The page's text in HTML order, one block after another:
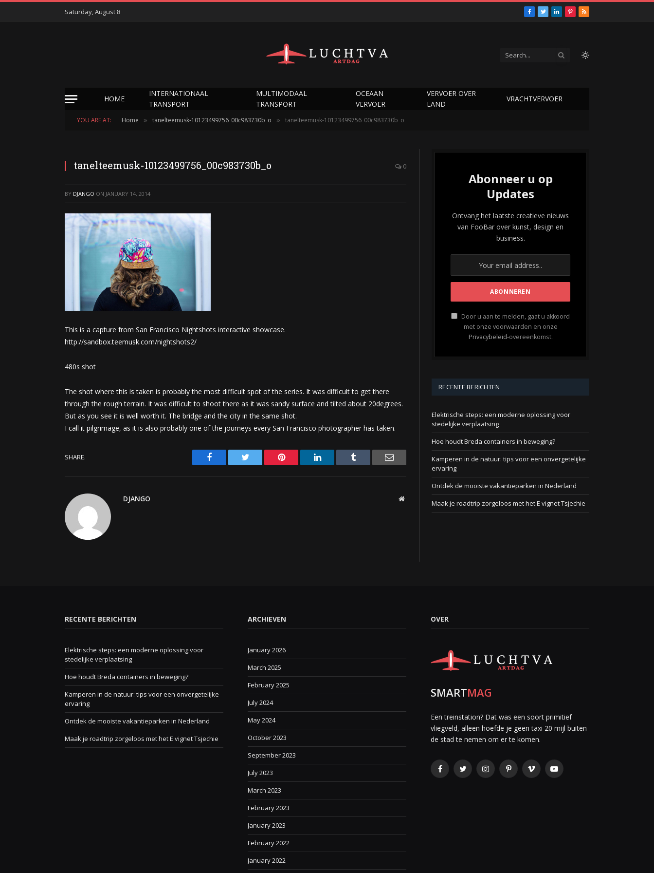
Saturday, August 8 Facebook
TwitterLinkedInPinterest
RSS
HOME
INTERNATIONAAL
TRANSPORT
MULTIMODAAL
TRANSPORT
OCEAAN
VERVOER
VERVOER OVER
LAND
VRACHTVERVOER
YOU ARE AT: Home » tanelteemusk-10123499756_00c983730b_o » tanelteemusk-10123499756_00c983730b_o
tanelteemusk-10123499756_00c983730b_o 0
BY DJANGO ON JANUARY 14, 2014
This is a capture from San Francisco Nightshots interactive showcase.
http://sandbox.teemusk.com/nightshots2/
480s shot
The shot where this is taken is probably the most difficult spot of the series. It was difficult to get there
through the rough terrain. It was difficult to shoot there as it was sandy surface and tilted about 20degrees.
But as you see it is well worth it. The bridge and the city in the same shot.
I call it pilgrimage, as it is also probably one of the journeys every San Francisco photographer has taken.
SHARE. Facebook Twitter Pinterest LinkedIn Tumblr Email
DJANGO Website
Abonneer u op
Updates
Ontvang het laatste creatieve nieuws
van FooBar over kunst, design en
business.
Door u aan te melden, gaat u akkoord
met onze voorwaarden en onze
Privacybeleid-overeenkomst.
RECENTE BERICHTEN
Elektrische steps: een moderne oplossing voor
stedelijke verplaatsing
Hoe houdt Breda containers in beweging?
Kamperen in de natuur: tips voor een onvergetelijke
ervaring
Ontdek de mooiste vakantieparken in Nederland
Maak je roadtrip zorgeloos met het E vignet Tsjechie
RECENTE BERICHTEN
Elektrische steps: een moderne oplossing voor
stedelijke verplaatsing
Hoe houdt Breda containers in beweging?
Kamperen in de natuur: tips voor een onvergetelijke
ervaring
Ontdek de mooiste vakantieparken in Nederland
Maak je roadtrip zorgeloos met het E vignet Tsjechie
ARCHIEVEN
January 2026
March 2025
February 2025
July 2024
May 2024
October 2023
September 2023
July 2023
March 2023
February 2023
January 2023
February 2022
January 2022
OVER
SMARTMAG
Een treinstation? Dat was een soort primitief
vliegveld, alleen hoefde je geen taxi 20 mijl buiten
de stad te nemen om er te komen.
FacebookTwitter InstagramPinterestVimeo YouTube